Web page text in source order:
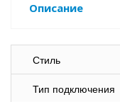
Описание
Стиль
Тип подключения